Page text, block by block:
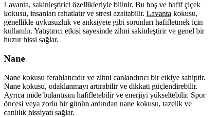
Lavanta, sakinleştirici özellikleriyle bilinir. Bu hoş ve hafif çiçek
kokusu, insanları rahatlatır ve stresi azaltabilir. Lavanta kokusu,
genellikle uykusuzluk ve anksiyete gibi sorunları hafifletmek için
kullanılır. Yatıştırıcı etkisi sayesinde zihni sakinleştirir ve genel bir
huzur hissi sağlar.
Nane
Nane kokusu ferahlatıcıdır ve zihni canlandırıcı bir etkiye sahiptir.
Nane kokusu, odaklanmayı artırabilir ve dikkati güçlendirebilir.
Ayrıca mide bulantısını hafifletebilir ve enerjiyi yükseltebilir. Spor
öncesi veya zorlu bir günün ardından nane kokusu, tazelik ve
canlılık hissiyatı sağlar.